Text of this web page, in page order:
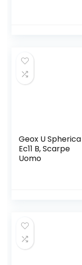
Geox U Spherica
Ec11 B, Scarpe
Uomo